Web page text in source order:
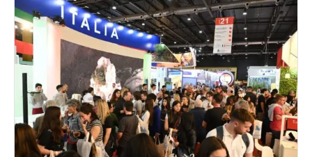
2023:
La
Fiesta
Del
Turismo
Cerró
El
Segundo
Día
Con
Gran
Convocatoria